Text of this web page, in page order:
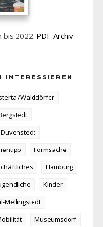
bis 2022: PDF-Archiv
INTERESSIEREN
Walddörfer
Duvenstedt
Formsache
Hamburg
Kinder
Mellingstedt
Museumsdorf